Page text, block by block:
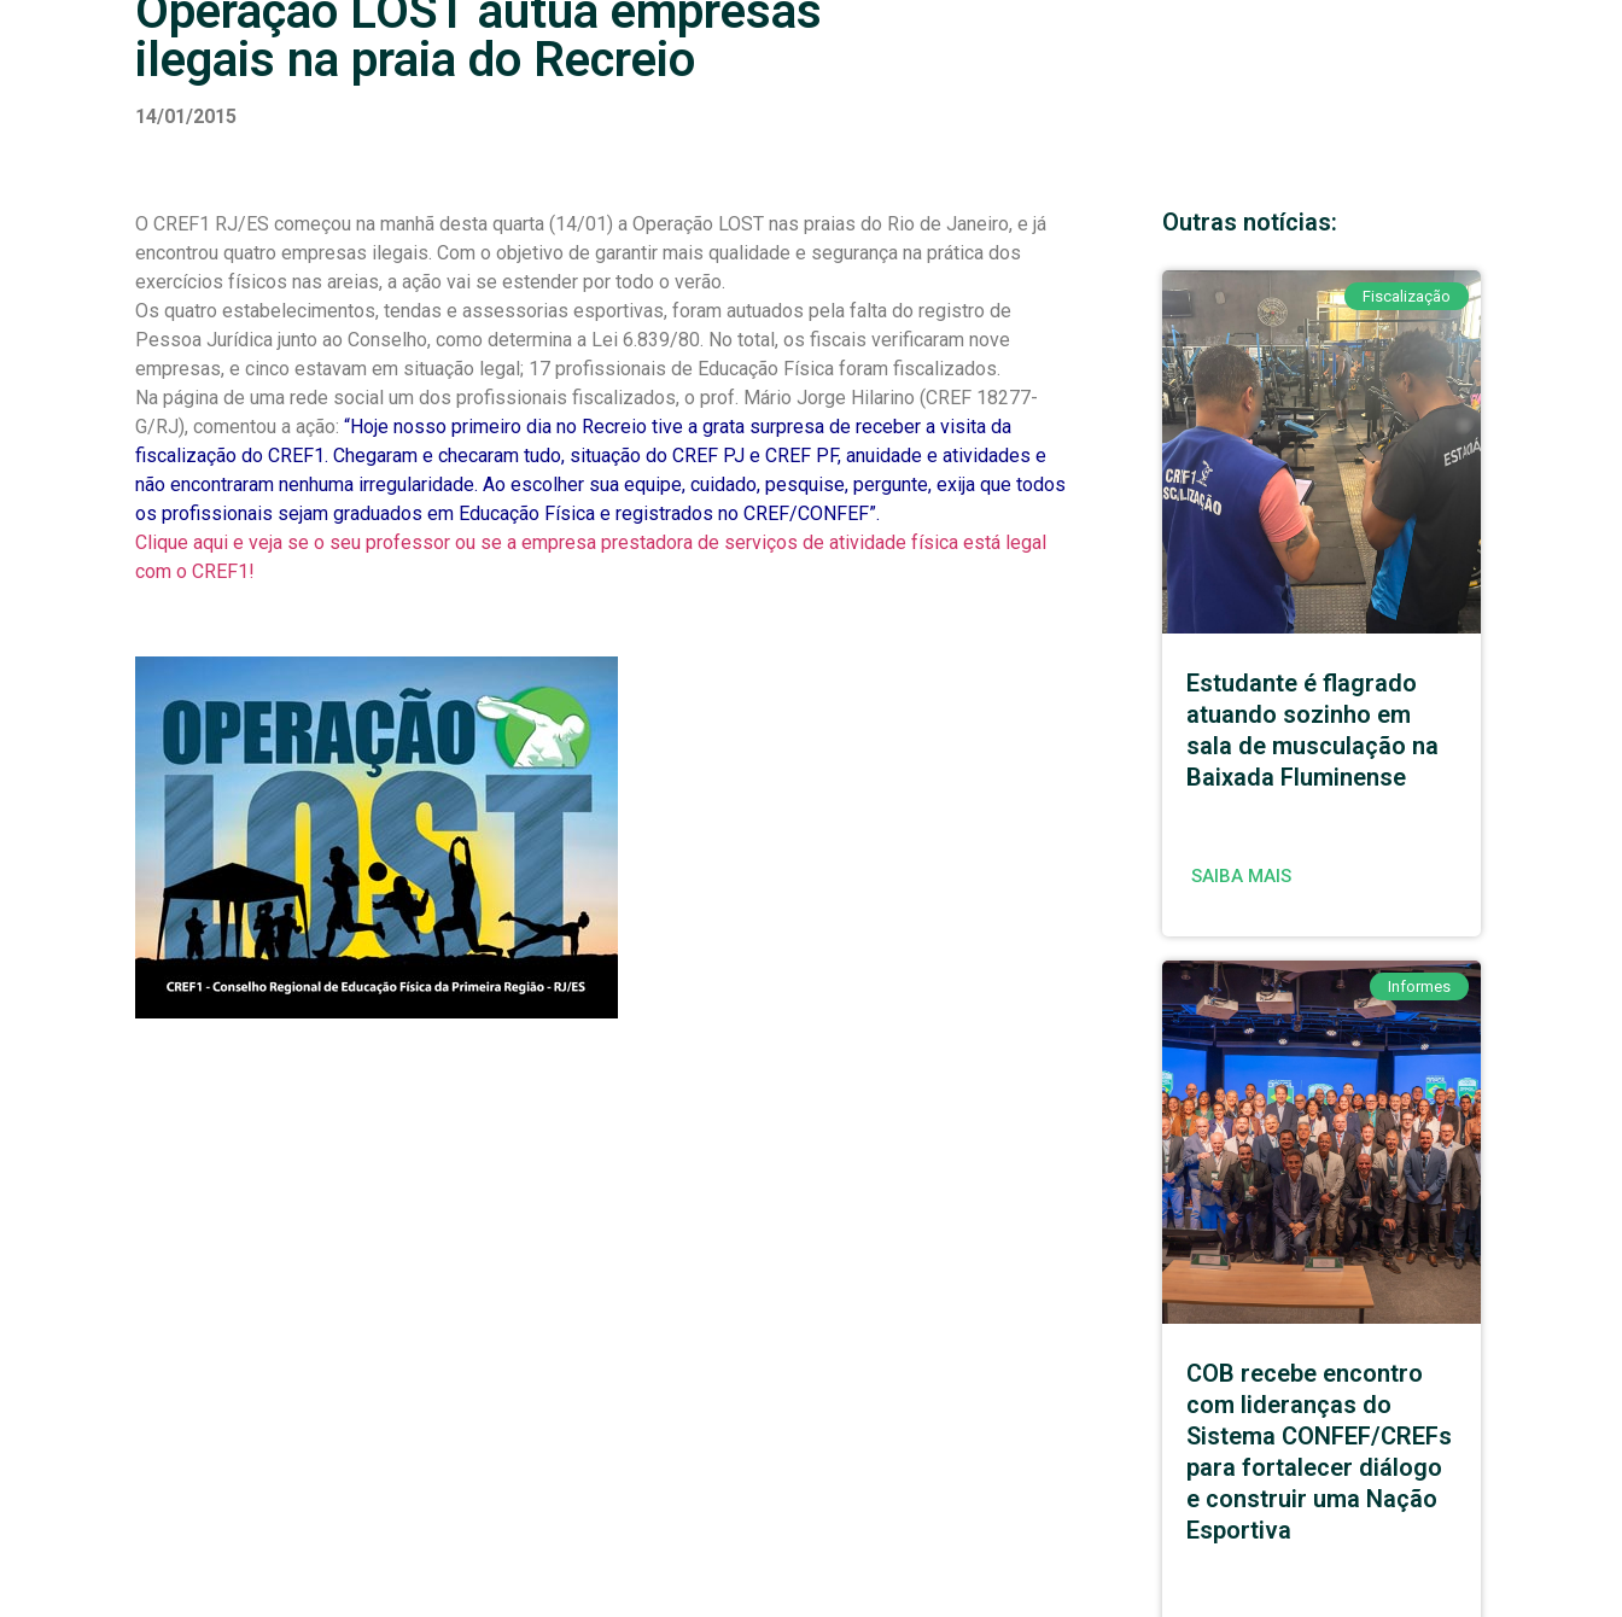
Operação LOST autua empresas
ilegais na praia do Recreio
14/01/2015
O CREF1 RJ/ES começou na manhã desta quarta (14/01) a Operação LOST nas praias do Rio de Janeiro, e já
encontrou quatro empresas ilegais. Com o objetivo de garantir mais qualidade e segurança na prática dos
exercícios físicos nas areias, a ação vai se estender por todo o verão.
Os quatro estabelecimentos, tendas e assessorias esportivas, foram autuados pela falta do registro de
Pessoa Jurídica junto ao Conselho, como determina a Lei 6.839/80. No total, os fiscais verificaram nove
empresas, e cinco estavam em situação legal; 17 profissionais de Educação Física foram fiscalizados.
Na página de uma rede social um dos profissionais fiscalizados, o prof. Mário Jorge Hilarino (CREF 18277-
G/RJ), comentou a ação: “Hoje nosso primeiro dia no Recreio tive a grata surpresa de receber a visita da
fiscalização do CREF1. Chegaram e checaram tudo, situação do CREF PJ e CREF PF, anuidade e atividades e
não encontraram nenhuma irregularidade. Ao escolher sua equipe, cuidado, pesquise, pergunte, exija que todos
os profissionais sejam graduados em Educação Física e registrados no CREF/CONFEF”.
Clique aqui e veja se o seu professor ou se a empresa prestadora de serviços de atividade física está legal
com o CREF1!
Outras notícias:
Fiscalização
Estudante é flagrado
atuando sozinho em
sala de musculação na
Baixada Fluminense
SAIBA MAIS
Informes
COB recebe encontro
com lideranças do
Sistema CONFEF/CREFs
para fortalecer diálogo
e construir uma Nação
Esportiva